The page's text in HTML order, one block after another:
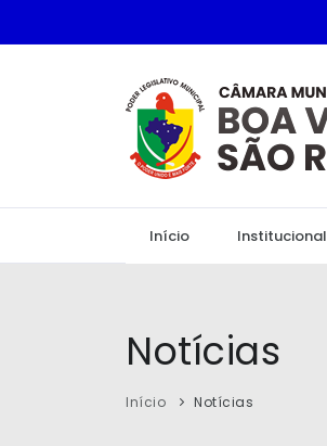
Início Institucional
Notícias
Início Notícias